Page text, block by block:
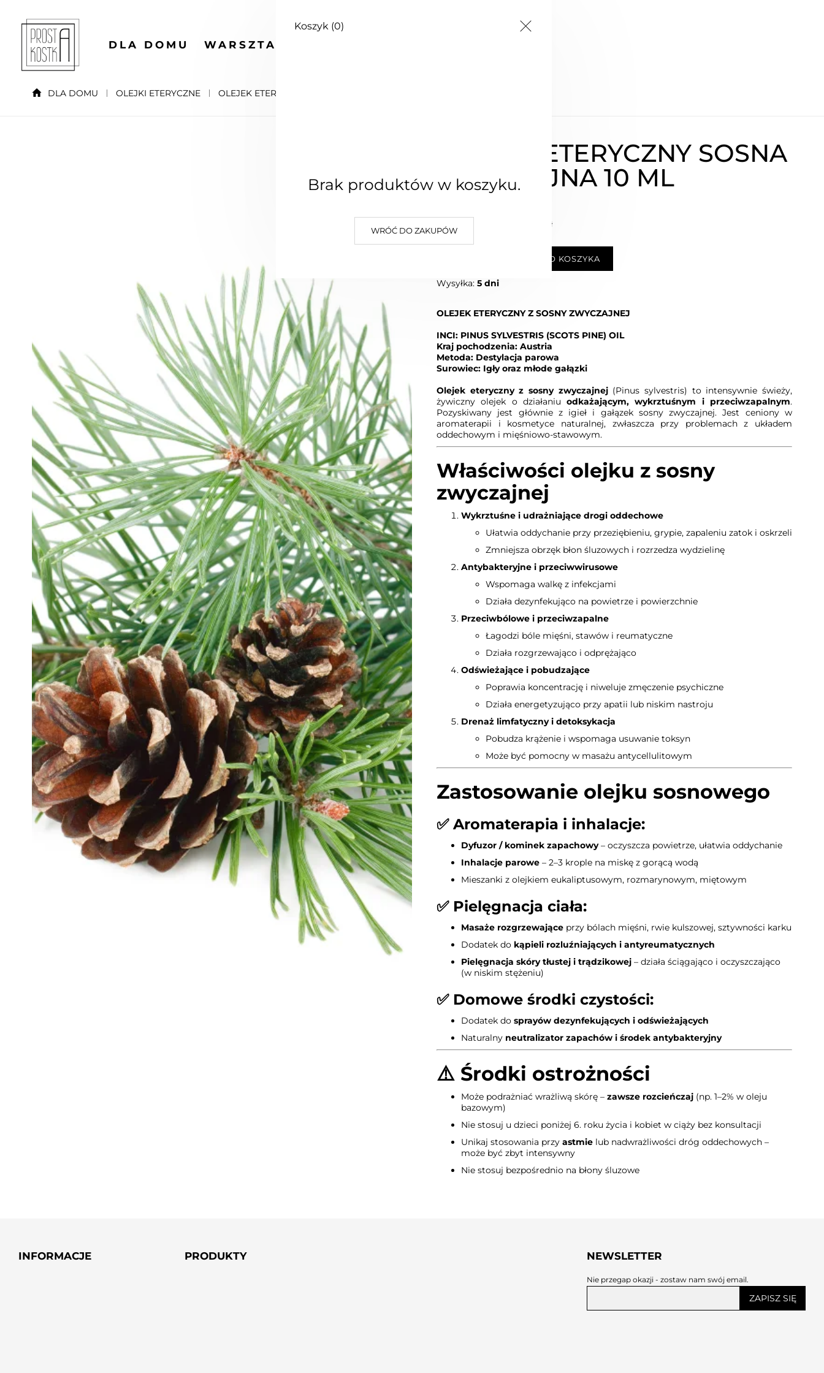
DLA DOMU WARSZTATY
Koszyk (0)
Brak produktów w koszyku.
WRÓĆ DO ZAKUPÓW
DLA DOMU OLEJKI ETERYCZNE OLEJEK ETERYCZNY SOSNA ZWYCZAJNA 10 ML
OLEJEK ETERYCZNY SOSNA
ZWYCZAJNA 10 ML
Najniższa cena z 30 dni: 30,00 zł
DODAJ DO KOSZYKA
Wysyłka: 5 dni
OLEJEK ETERYCZNY Z SOSNY ZWYCZAJNEJ
INCI: PINUS SYLVESTRIS (SCOTS PINE) OIL
Kraj pochodzenia: Austria
Metoda: Destylacja parowa
Surowiec: Igły oraz młode gałązki
Olejek eteryczny z sosny zwyczajnej(Pinus sylvestris) to intensywnie świeży,
żywiczny olejek o działaniuodkażającym, wykrztuśnym i przeciwzapalnym.
Pozyskiwany jest głównie z igieł i gałązek sosny zwyczajnej. Jest ceniony w
aromaterapii i kosmetyce naturalnej, zwłaszcza przy problemach z układem
oddechowym i mięśniowo-stawowym.
Właściwości olejku z sosny
zwyczajnej
Wykrztuśne i udrażniające drogi oddechowe
Ułatwia oddychanie przy przeziębieniu, grypie, zapaleniu zatok i oskrzeli
Zmniejsza obrzęk błon śluzowych i rozrzedza wydzielinę
Antybakteryjne i przeciwwirusowe
Wspomaga walkę z infekcjami
Działa dezynfekująco na powietrze i powierzchnie
Przeciwbólowe i przeciwzapalne
Łagodzi bóle mięśni, stawów i reumatyczne
Działa rozgrzewająco i odprężająco
Odświeżające i pobudzające
Poprawia koncentrację i niweluje zmęczenie psychiczne
Działa energetyzująco przy apatii lub niskim nastroju
Drenaż limfatyczny i detoksykacja
Pobudza krążenie i wspomaga usuwanie toksyn
Może być pomocny w masażu antycellulitowym
Zastosowanie olejku sosnowego
✅ Aromaterapia i inhalacje:
Dyfuzor / kominek zapachowy– oczyszcza powietrze, ułatwia oddychanie
Inhalacje parowe – 2–3 krople na miskę z gorącą wodą
Mieszanki z olejkiem eukaliptusowym, rozmarynowym, miętowym
✅ Pielęgnacja ciała:
Masaże rozgrzewające przy bólach mięśni, rwie kulszowej, sztywności karku
Dodatek do kąpieli rozluźniających i antyreumatycznych
Pielęgnacja skóry tłustej i trądzikowej – działa ściągająco i oczyszczająco
(w niskim stężeniu)
✅ Domowe środki czystości:
Dodatek do sprayów dezynfekujących i odświeżających
Naturalny neutralizator zapachów i środek antybakteryjny
⚠️ Środki ostrożności
Może podrażniać wrażliwą skórę – zawsze rozcieńczaj (np. 1–2% w oleju
bazowym)
Nie stosuj u dzieci poniżej 6. roku życia i kobiet w ciąży bez konsultacji
Unikaj stosowania przy astmie lub nadwrażliwości dróg oddechowych –
może być zbyt intensywny
Nie stosuj bezpośrednio na błony śluzowe
INFORMACJE PRODUKTY NEWSLETTER
Nie przegap okazji - zostaw nam swój email.
ZAPISZ SIĘ